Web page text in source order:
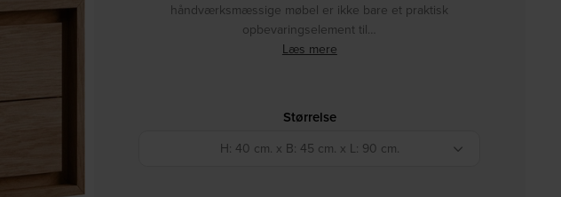
håndværksmæssige møbel er ikke bare et praktisk
opbevaringselement til…
Læs mere
Størrelse
H: 40 cm. x B: 45 cm. x L: 90 cm.